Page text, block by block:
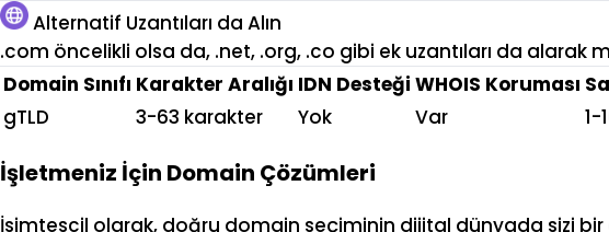
Alternatif Uzantıları da Alın
.com öncelikli olsa da, .net, .org, .co gibi ek uzantıları da alarak
Domain Sınıfı Karakter Aralığı IDN Desteği WHOIS Koruması
gTLD
3-63 karakter Yok Var 1-
İşletmeniz İçin Domain Çözümleri
İsimtescil olarak, doğru domain seçiminin dijital dünyada sizi bir